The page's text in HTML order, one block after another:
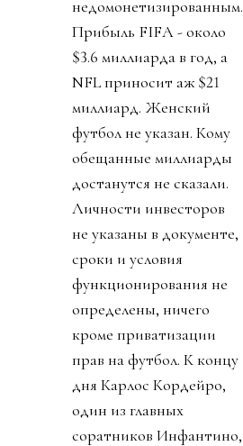
недомонетизированным.
Прибыль FIFA - около
$3.6 миллиарда в год, а
NFL приносит аж $21
миллиард. Женский
футбол не указан. Кому
обещанные миллиарды
достанутся не сказали.
Личности инвесторов
не указаны в документе,
сроки и условия
функционирования не
определены, ничего
кроме приватизации
прав на футбол. К концу
дня Карлос Кордейро,
один из главных
соратников Инфантино,